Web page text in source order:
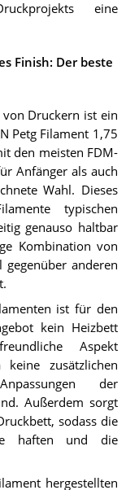
eine
Finish: Der beste
Druckern ist ein
Petg Filament 1,75
den meisten FDM-
Anfänger als auch
Wahl. Dieses
typischen
genauso haltbar
Kombination von
anderen
ist für den
kein Heizbett
Aspekt
zusätzlichen
der
Außerdem sorgt
sodass die
haften und die
hergestellten